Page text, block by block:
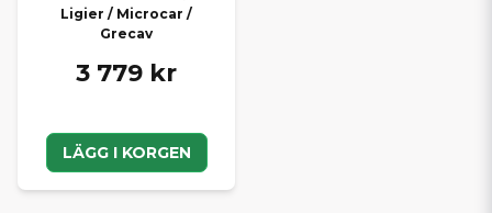
Ligier / Microcar /
Grecav
3 779 kr
LÄGG I KORGEN